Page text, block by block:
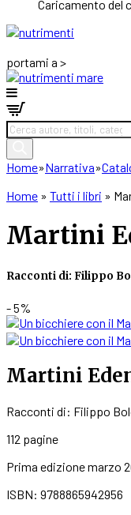
Caricamento del
portami a >
Products
search
Home»Narrativa»
Home » Tutti i libri »
Martini
Racconti di: Filippo
- 5%
Martini
Racconti di: Filippo
112 pagine
Prima edizione marzo
ISBN: 9788865942956